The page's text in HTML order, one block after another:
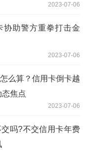
2023-07-06
协助警方重拳打击金
2023-07-06
么算？信用卡倒卡越
态焦点
2023-07-06
吗?不交信用卡年费